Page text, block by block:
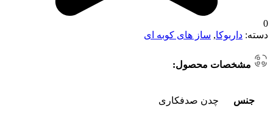
0
دسته: داربوکا, ساز های کوبه ای
مشخصات محصول:
جنس چدن صدفکاری